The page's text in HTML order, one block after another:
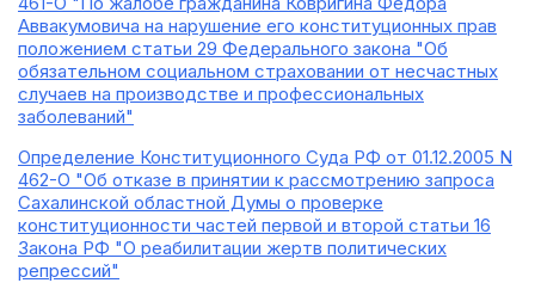
Аввакумовича на нарушение его конституционных прав
положением статьи 29 Федерального закона "Об
обязательном социальном страховании от несчастных
случаев на производстве и профессиональных
заболеваний"
Определение Конституционного Суда РФ от 01.12.2005 N
462-О "Об отказе в принятии к рассмотрению запроса
Сахалинской областной Думы о проверке
конституционности частей первой и второй статьи 16
Закона РФ "О реабилитации жертв политических
репрессий"